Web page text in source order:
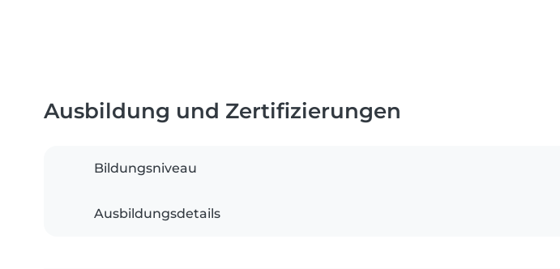
Ausbildung und Zertifizierungen
Bildungsniveau
Ausbildungsdetails